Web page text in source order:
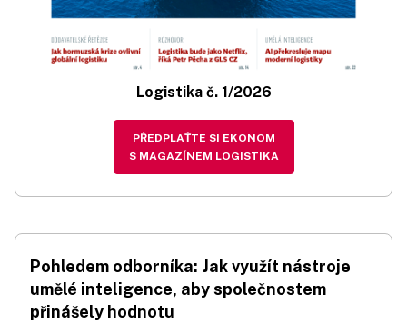
Logistika č. 1/2026
PŘEDPLAŤTE SI EKONOM
S MAGAZÍNEM LOGISTIKA
Pohledem odborníka: Jak využít nástroje
umělé inteligence, aby společnostem
přinášely hodnotu